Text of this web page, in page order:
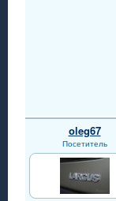
oleg67
Посетитель